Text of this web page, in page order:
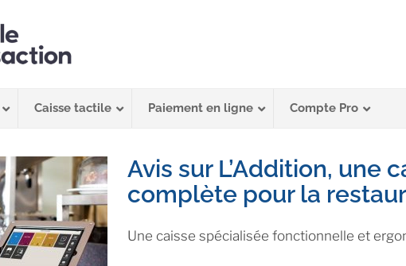
Caisse tactile Paiement en ligne Compte Pro
Avis sur L’Addition, une
complète pour la
Une caisse spécialisée fonctionnelle et